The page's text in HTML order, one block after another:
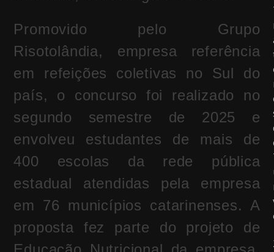
Promovido pelo Grupo
Risotolândia, empresa referência
em refeições coletivas no Sul do
país, o concurso foi realizado no
segundo semestre de 2025 e
envolveu estudantes de mais de
400 escolas da rede pública
estadual atendidas pela empresa
em 76 municípios catarinenses. A
proposta fez parte do projeto de